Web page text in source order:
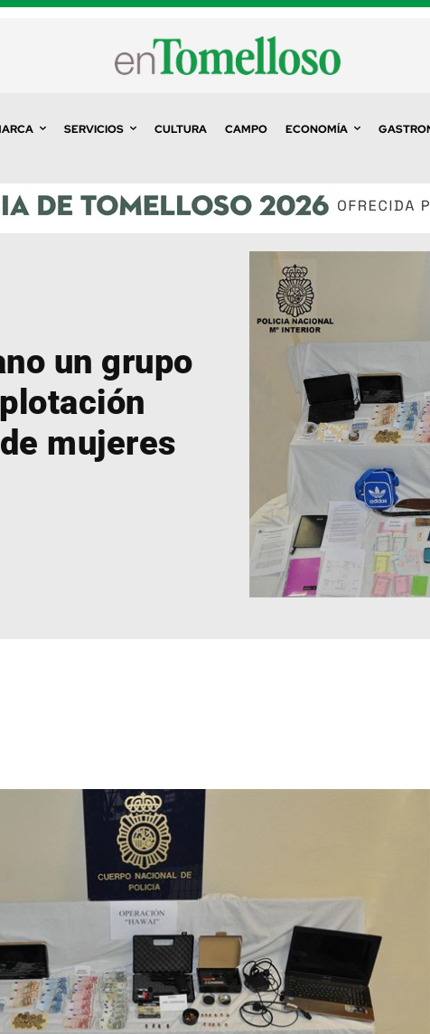
SERVICIOS CULTURA CAMPO ECONOMÍA
un grupo
mujeres